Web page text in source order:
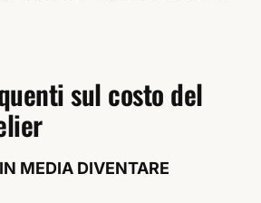
sul costo del
MEDIA DIVENTARE